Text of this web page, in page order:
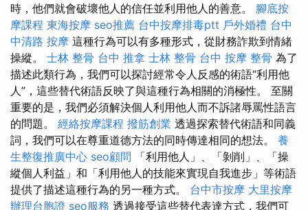
時，他們就會破壞他人的信任並利用他人的善意。 腳底按
摩課程 東海按摩 seo推薦 台中按摩排毒ptt 戶外婚禮 台中
中清路 按摩 這種行為可以有多種形式，從財務詐欺到情緒
操縱。 士林 整骨 台中 推拿 士林 整骨 台中 按摩 整骨 為了
描述此類行為，我們可以探討經常令人反感的術語“利用他
人”，這些替代術語反映了與這種行為相關的消極性。 至關
重要的是，我們必須解決個人利用他人而不訴諸辱罵性語言
的問題。 經絡按摩課程 撥筋創業 透過探索替代術語和同義
詞，我們可以在尊重道德方法的同時傳達相同的想法。 養
生整復推廣中心 seo顧問 「利用他人」、「剝削」、「操
縱個人利益」和「利用他人的技能來實現自我進步」等術語
提供了描述這種行為的另一種方式。 台中市按摩 大里按摩
辦理台胞證 seo服務 透過接受這些替代表達方式，我們可